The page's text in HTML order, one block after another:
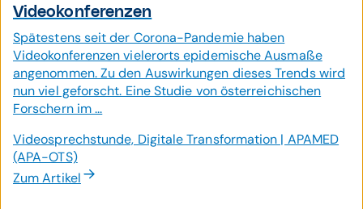
Video­kon­ferenzen
Spätestens seit der Corona-Pandemie haben
Videokonferenzen vielerorts epidemische Ausmaße
angenommen. Zu den Auswirkungen dieses Trends wird
nun viel geforscht. Eine Studie von österreichischen
Forschern im ...
Videosprechstunde, Digitale Transformation | APAMED
(APA-OTS)
Zum Artikel